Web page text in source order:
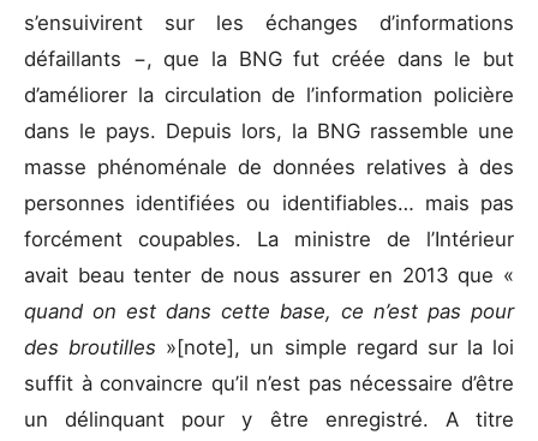
s’ensuivirent sur les échanges d’informations
défaillants −, que la BNG fut créée dans le but
d’améliorer la circulation de l’information policière
dans le pays. Depuis lors, la BNG rassemble une
masse phénoménale de données relatives à des
personnes identifiées ou identifiables… mais pas
forcément coupables. La ministre de l’Intérieur
avait beau tenter de nous assurer en 2013 que «
quand on est dans cette base, ce n’est pas pour
des broutilles »[note], un simple regard sur la loi
suffit à convaincre qu’il n’est pas nécessaire d’être
un délinquant pour y être enregistré. A titre